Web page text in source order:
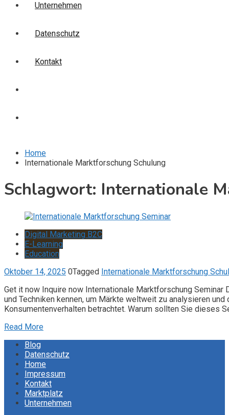
Unternehmen
Datenschutz
Kontakt
Home
Internationale Marktforschung Schulung
Schlagwort: Internationale
Digital Marketing B2C
E-Learning
Education
Oktober 14, 2025 0Tagged Internationale Marktforschung
Get it now Inquire now Internationale Marktforschung
und Techniken kennen, um Märkte weltweit zu analysieren
Konsumentenverhalten betrachtet. Warum sollten Sie dieses
Read More
Blog
Datenschutz
Home
Impressum
Kontakt
Marktplatz
Unternehmen